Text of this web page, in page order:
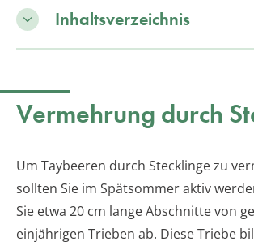
Inhaltsverzeichnis
Vermehrung durch
Um Taybeeren durch Stecklinge zu
sollten Sie im Spätsommer aktiv
Sie etwa 20 cm lange Abschnitte von
einjährigen Trieben ab. Diese Triebe